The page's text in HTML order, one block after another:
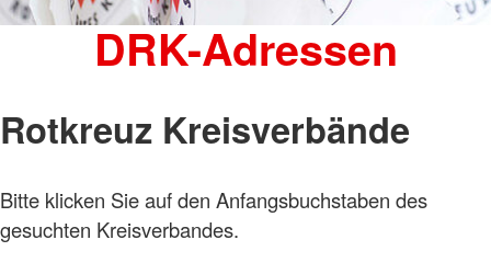
DRK-Adressen
Rotkreuz Kreisverbände
Bitte klicken Sie auf den Anfangsbuchstaben des
gesuchten Kreisverbandes.